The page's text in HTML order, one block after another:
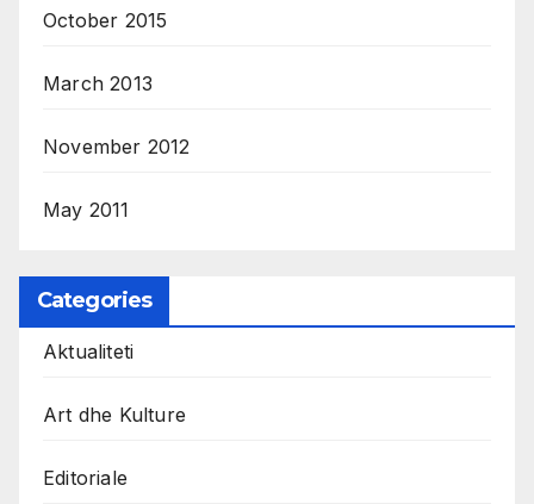
October 2015
March 2013
November 2012
May 2011
Categories
Aktualiteti
Art dhe Kulture
Editoriale